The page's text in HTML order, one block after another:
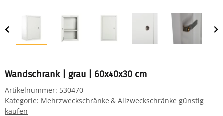
Wandschrank | grau | 60x40x30 cm
Artikelnummer: 530470
Kategorie: Mehrzweckschränke & Allzweckschränke günstig
kaufen